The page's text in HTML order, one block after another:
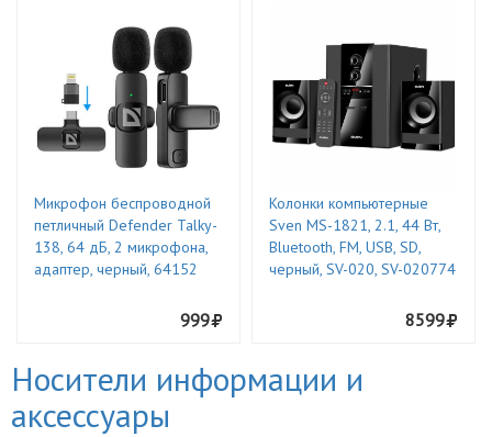
Микрофон беспроводной
петличный Defender Talky-
138, 64 дБ, 2 микрофона,
адаптер, черный, 64152
999
Колонки компьютерные
Sven MS-1821, 2.1, 44 Вт,
Bluetooth, FM, USB, SD,
черный, SV-020, SV-020774
8599
Носители информации и
аксессуары